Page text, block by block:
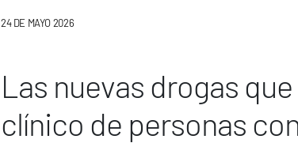
24 DE MAYO 2026
Las nuevas drogas
clínico de personas